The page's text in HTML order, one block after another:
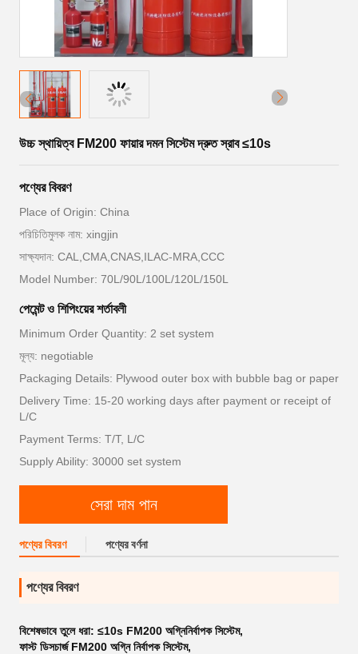
উচ্চ স্থায়িত্ব FM200 ফায়ার দমন সিস্টেম দ্রুত স্রাব ≤10s
পণ্যের বিবরণ
Place of Origin: China
পরিচিতিমুলক নাম: xingjin
সাক্ষ্যদান: CAL,CMA,CNAS,ILAC-MRA,CCC
Model Number: 70L/90L/100L/120L/150L
পেমেন্ট ও শিপিংয়ের শর্তাবলী
Minimum Order Quantity: 2 set system
মূল্য: negotiable
Packaging Details: Plywood outer box with bubble bag or paper
Delivery Time: 15-20 working days after payment or receipt of
L/C
Payment Terms: T/T, L/C
Supply Ability: 30000 set system
সেরা দাম পান
পণ্যের বিবরণ পণ্যের বর্ণনা
পণ্যের বিবরণ
বিশেষভাবে তুলে ধরা: ≤10s FM200 অগ্নিনির্বাপক সিস্টেম,
ফাস্ট ডিসচার্জ FM200 অগ্নি নির্বাপক সিস্টেম,